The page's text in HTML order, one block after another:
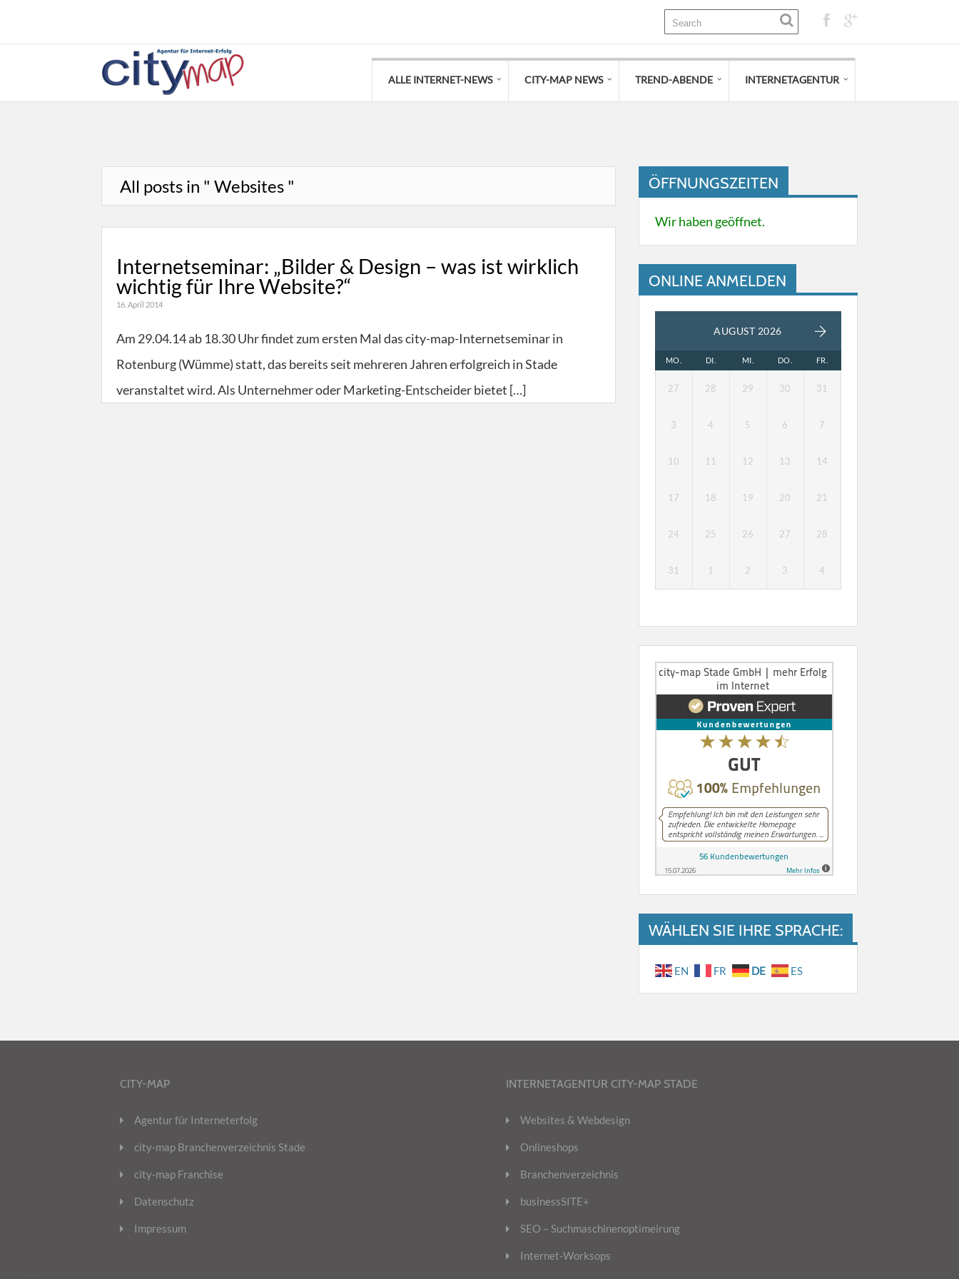
ALLE INTERNET-NEWS CITY-MAP NEWS TREND-ABENDE INTERNETAGENTUR
All posts in " Websites "
Internetseminar: „Bilder & Design – was ist wirklich
wichtig für Ihre Website?“
16. April 2014
Am 29.04.14 ab 18.30 Uhr findet zum ersten Mal das city-map-Internetseminar in
Rotenburg (Wümme) statt, das bereits seit mehreren Jahren erfolgreich in Stade
veranstaltet wird. Als Unternehmer oder Marketing-Entscheider bietet […]
ÖFFNUNGSZEITEN
Wir haben geöffnet.
ONLINE ANMELDEN
AUGUST 2026
MO. DI. MI. DO. FR.
27 28 29 30 31
3 4 5 6 7
10 11 12 13 14
17 18 19 20 21
24 25 26 27 28
31 1 2 3 4
WÄHLEN SIE IHRE SPRACHE:
EN FR DE ES
CITY-MAP
Agentur für Interneterfolg
city-map Branchenverzeichnis Stade
city-map Franchise
Datenschutz
Impressum
INTERNETAGENTUR CITY-MAP STADE
Websites & Webdesign
Onlineshops
Branchenverzeichnis
businessSITE+
SEO – Suchmaschinenoptimeirung
Internet-Worksops